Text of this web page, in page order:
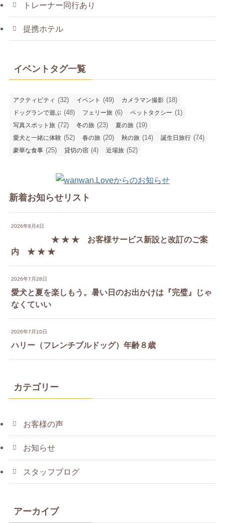
トレーナー同行あり
提携ホテル
イベントタグ一覧
アクティビティ (32) イベント (49) カメラマン撮影 (18)
ドッグランで遊ぶ (48) フェリー旅 (6) ペットタクシー (1)
写真スポット旅 (72) 冬の旅 (23) 夏の旅 (19)
愛犬と一緒に体験 (52) 春の旅 (20) 秋の旅 (14) 誕生日旅行 (74)
豪華な食事 (25) 貸切の宿 (4) 近場旅 (52)
新着お知らせリスト
2026年8月4日
★ ★ ★ お客様サービス新設と改訂のご案
内 ★ ★ ★
2026年7月28日
愛犬と夏を楽しもう。暑い日のお出かけは『完璧』じゃ
なくていい
2026年7月10日
ハリー（フレンチブルドッグ）年齢８歳
カテゴリー
お客様の声
お知らせ
スタッフブログ
アーカイブ